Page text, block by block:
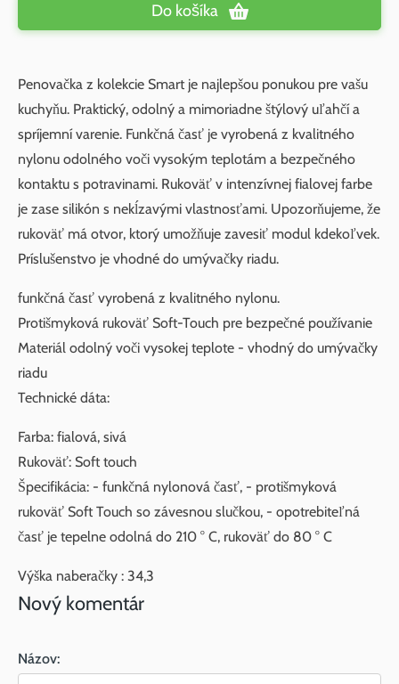
Do košíka
Penovačka z kolekcie Smart je najlepšou ponukou pre vašu
kuchyňu. Praktický, odolný a mimoriadne štýlový uľahčí a
spríjemní varenie. Funkčná časť je vyrobená z kvalitného
nylonu odolného voči vysokým teplotám a bezpečného
kontaktu s potravinami. Rukoväť v intenzívnej fialovej farbe
je zase silikón s nekĺzavými vlastnosťami. Upozorňujeme, že
rukoväť má otvor, ktorý umožňuje zavesiť modul kdekoľvek.
Príslušenstvo je vhodné do umývačky riadu.
funkčná časť vyrobená z kvalitného nylonu.
Protišmyková rukoväť Soft-Touch pre bezpečné používanie
Materiál odolný voči vysokej teplote - vhodný do umývačky
riadu
Technické dáta:
Farba: fialová, sivá
Rukoväť: Soft touch
Špecifikácia: - funkčná nylonová časť, - protišmyková
rukoväť Soft Touch so závesnou slučkou, - opotrebiteľná
časť je tepelne odolná do 210 ° C, rukoväť do 80 ° C
Výška naberačky : 34,3
Nový komentár
Názov: